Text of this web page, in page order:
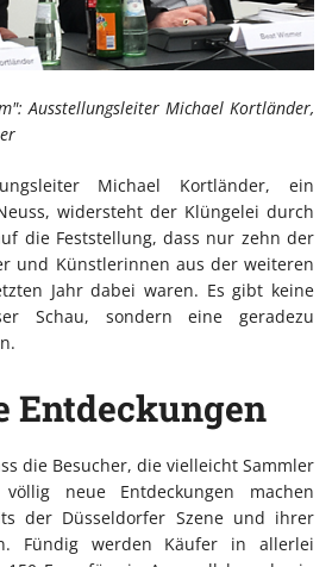
Ausstellungsleiter Michael Kortländer,
Michael Kortländer, ein
widersteht der Klüngelei durch
die Feststellung, dass nur zehn der
und Künstlerinnen aus der weiteren
Jahr dabei waren. Es gibt keine
Schau, sondern eine geradezu
Entdeckungen
die Besucher, die vielleicht Sammler
neue Entdeckungen machen
der Düsseldorfer Szene und ihrer
Fündig werden Käufer in allerlei